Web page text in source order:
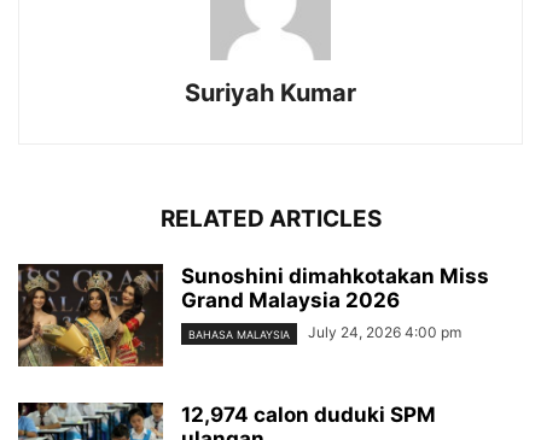
Suriyah Kumar
RELATED ARTICLES
Sunoshini dimahkotakan Miss
Grand Malaysia 2026
BAHASA MALAYSIA July 24, 2026 4:00 pm
12,974 calon duduki SPM